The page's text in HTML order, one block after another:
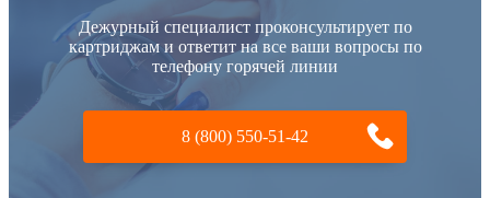
Дежурный специалист проконсультирует по
картриджам и ответит на все ваши вопросы по
телефону горячей линии
8 (800) 550-51-42